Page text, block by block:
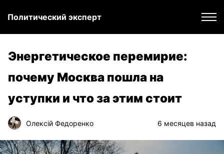
Политический эксперт
Энергетическое перемирие:
почему Москва пошла на
уступки и что за этим стоит
Олексій Федоренко 6 месяцев назад